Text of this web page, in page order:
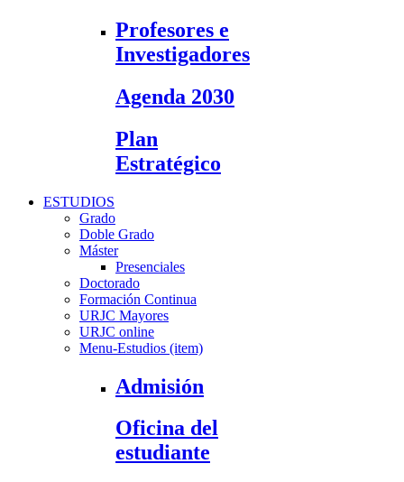
Profesores e
Investigadores
Agenda 2030
Plan
Estratégico
ESTUDIOS
Grado
Doble Grado
Máster
Presenciales
Doctorado
Formación Continua
URJC Mayores
URJC online
Menu-Estudios (item)
Admisión
Oficina del
estudiante